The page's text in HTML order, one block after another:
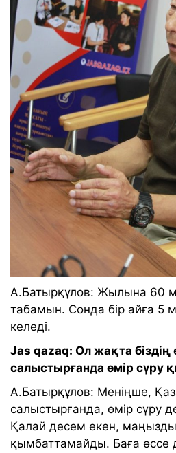
А.Батырқұлов: Жылына 60
табамын. Сонда бір айға 5
келеді.
Jas qazaq: Ол жақта біздің
салыстырғанда өмір сүру
А.Батырқұлов: Меніңше,
салыстырғанда, өмір сүру
Қалай десем екен, маңызды
қымбаттамайды. Баға